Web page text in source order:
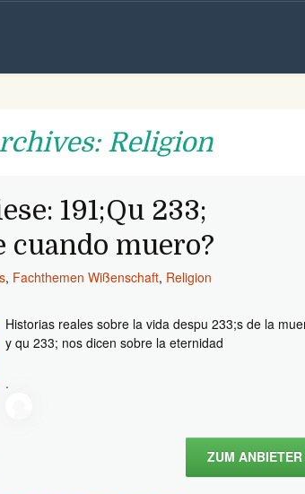
Religion
191;Qu 233;
cuando muero?
, Fachthemen Wißenschaft, Religion
Historias reales sobre la vida despu 233;s de la
y qu 233; nos dicen sobre la eternidad
.
ZUM ANBIETER